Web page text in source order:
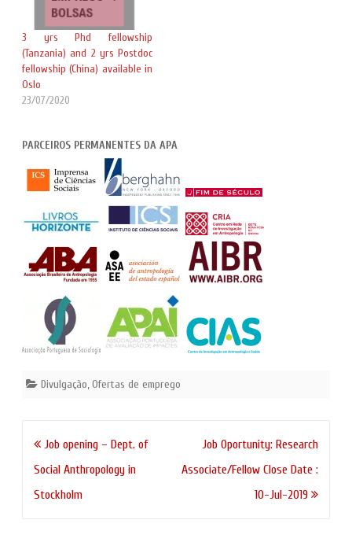
3 yrs Phd fellowship
(Tanzania) and 2 yrs Postdoc
fellowship (China) available in
Oslo
23/07/2020
PARCEIROS PERMANENTES DA APA
Divulgação,Ofertas de emprego
Navegação
de
artigos
Job opening – Dept. of
Social Anthropology in
Stockholm
Job Oportunity: Research
Associate/Fellow Close Date :
10-Jul-2019